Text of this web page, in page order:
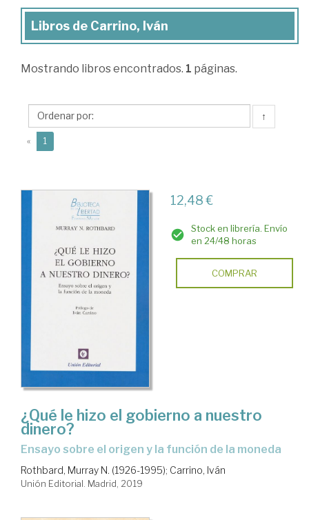
Libros
Carrino,
Libros de Carrino, Iván
Mostrando libros encontrados. 1 páginas.
↑
« 1
12,48 €
Stock en librería. Envío
en 24/48 horas
COMPRAR
¿Qué le hizo el gobierno a nuestro
dinero?
ensayo sobre el origen y la función de la moneda
Rothbard, Murray N. (1926-1995); Carrino, Iván
Unión Editorial. Madrid, 2019